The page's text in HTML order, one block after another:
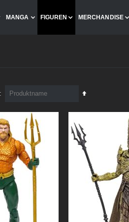
MANGA FIGUREN MERCHANDISE
In